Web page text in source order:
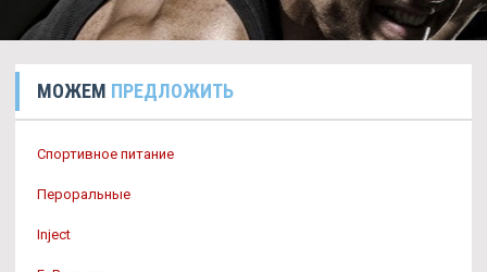
МОЖЕМ ПРЕДЛОЖИТЬ
Спортивное питание
Пероральные
Inject